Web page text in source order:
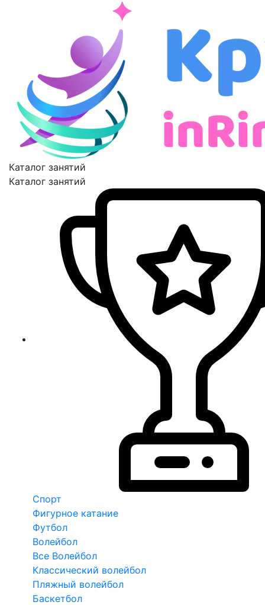
Каталог занятий
Каталог занятий
Спорт
Фигурное катание
Футбол
Волейбол
Все Волейбол
Классический волейбол
Пляжный волейбол
Баскетбол